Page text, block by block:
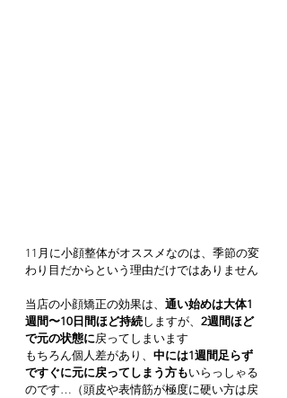
11月に小顔整体がオススメなのは、季節の変
わり目だからという理由だけではありません
当店の小顔矯正の効果は、 通い始めは大体1
週間〜10日間ほど持続しますが、 2週間ほど
で元の状態に 戻ってしまいます
もちろん個人差があり、 中には1週間足らず
ですぐに元に戻ってしまう方もいらっしゃる
のです…（頭皮や表情筋が極度に硬い方は戻